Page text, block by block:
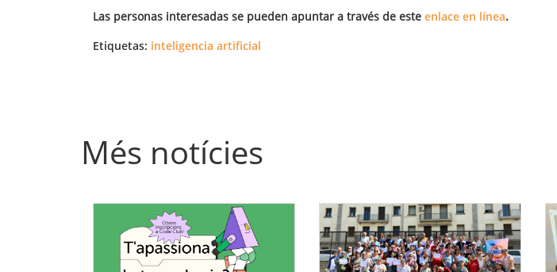
Las personas interesadas se pueden apuntar a través de este enlace en línea.
Etiquetas: inteligencia artificial
Més notícies